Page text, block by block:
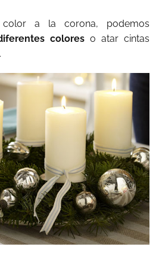
a la corona, podemos
colores o atar cintas